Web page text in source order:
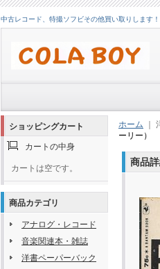
中古レコード、特撮ソフビその他買い取りします
ショッピングカート
カートの中身
カートは空です。
商品カテゴリ
アナログ・レコード
音楽関連本・雑誌
洋書ペーパーバック
ホーム ｜
ーリー）
商品詳